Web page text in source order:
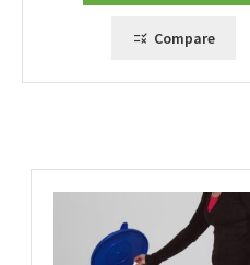
Compare